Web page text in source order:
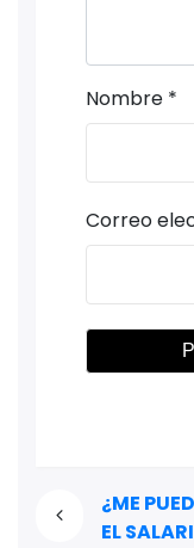
Nombre *
Correo
¿ME
EL